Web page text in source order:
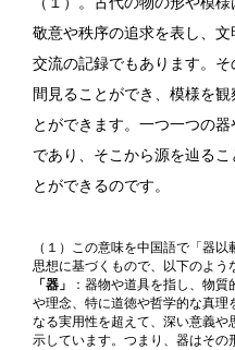
敬意や秩序の追求を表し、
交流の記録でもあります。
間見ることができ、模様を
とができます。一つ一つの
であり、そこから源を辿る
とができるのです。
（１）この意味を中国語で「器
思想に基づくもので、以下のよう
「器」
：器物や道具を指し、物質
や理念、特に道徳や哲学的な真
なる実用性を超えて、深い意義
示しています。つまり、器はそ